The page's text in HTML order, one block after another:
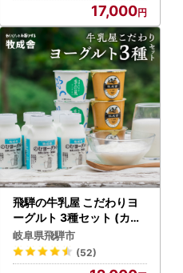
17,000
飛騨の牛乳屋 こだわりヨ
ーグルト 3種セット (カッ
プ/のむヨーグルト) [AI03
9]
岐阜県飛騨市
(52)